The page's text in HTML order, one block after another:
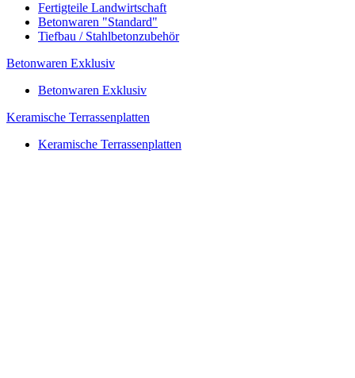
Fertigteile Landwirtschaft
Betonwaren "Standard"
Tiefbau / Stahlbetonzubehör
Betonwaren Exklusiv
Betonwaren Exklusiv
Keramische Terrassenplatten
Keramische Terrassenplatten